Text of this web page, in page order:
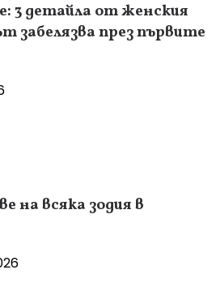
3 детайла от женския
забелязва през първите
на всяка зодия в